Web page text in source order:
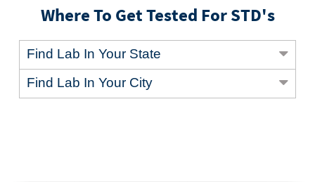
Where To Get Tested For STD's
Find Lab In Your State
Find Lab In Your City